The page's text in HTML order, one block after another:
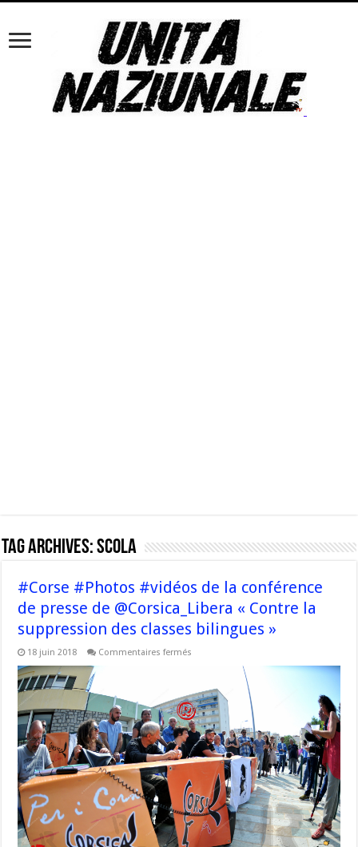
Tag Archives:scola
#Corse #Photos #vidéos de la conférence
de presse de @Corsica_Libera « Contre la
suppression des classes bilingues »
18 juin 2018 Commentaires fermés
de
la
conférence
de
presse
de
@Corsica_Libera
« Contre
suppression
des
classes
bilingues »